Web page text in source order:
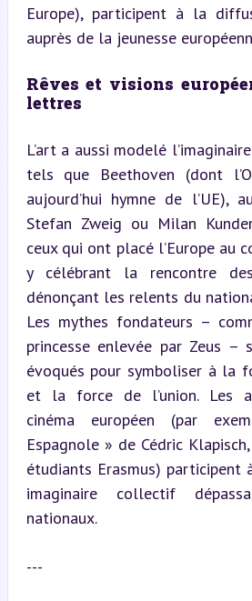
Europe), participent à la
auprès de la jeunesse
Rêves et visions
lettres
L’art a aussi modelé
tels que Beethoven (dont
aujourd’hui hymne de l’UE),
Stefan Zweig ou Milan
ceux qui ont placé l’Europe au
y célébrant la rencontre
dénonçant les relents du
Les mythes fondateurs –
princesse enlevée par Zeus –
évoqués pour symboliser à la
et la force de l’union. Les
cinéma européen (par
Espagnole » de Cédric
étudiants Erasmus) participent
imaginaire collectif
nationaux.
---